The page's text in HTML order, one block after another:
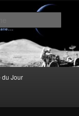
de
spatiale
du Jour